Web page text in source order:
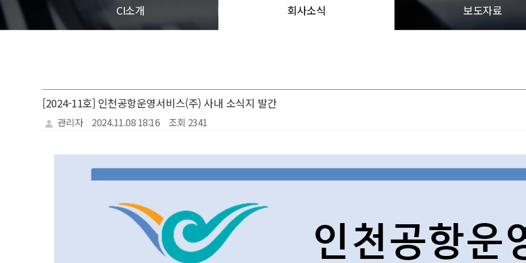
CI소개 회사소식 보도자료
[2024-11호] 인천공항운영서비스(주) 사내 소식지 발간
관리자 2024.11.08 18:16 조회 2341